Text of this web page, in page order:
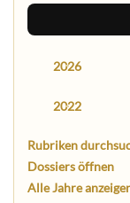
2026
2022
Rubriken
Dossiers öffnen
Alle Jahre